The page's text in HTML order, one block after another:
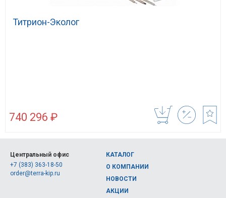
Титрион-Эколог
740 296 ₽
Центральный офис
+7 (383) 363-18-50
order@terra-kip.ru
КАТАЛОГ
О КОМПАНИИ
НОВОСТИ
АКЦИИ